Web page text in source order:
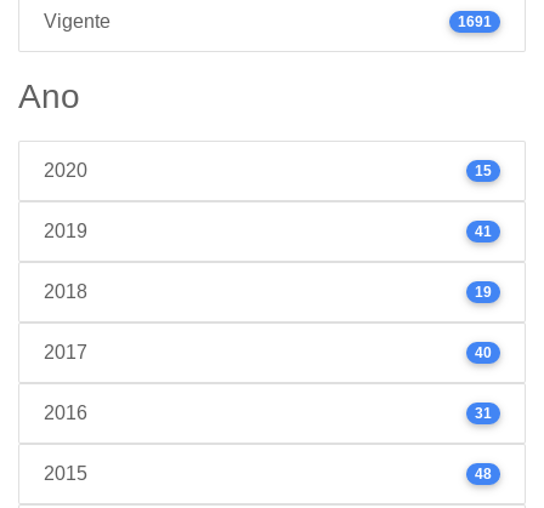
Vigente 1691
Ano
2020 15
2019 41
2018 19
2017 40
2016 31
2015 48